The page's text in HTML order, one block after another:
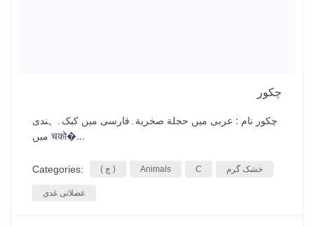
چکور
چکور نام : عربی میں حجلة صخرية۔فارسی میں کبک۔ ہندی
میں चको�...
Categories: ( چ ) Animals C خشک گرم
عضلاتی غدی